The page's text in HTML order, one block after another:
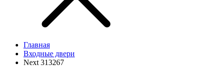
Главная
Входные двери
Next 313267